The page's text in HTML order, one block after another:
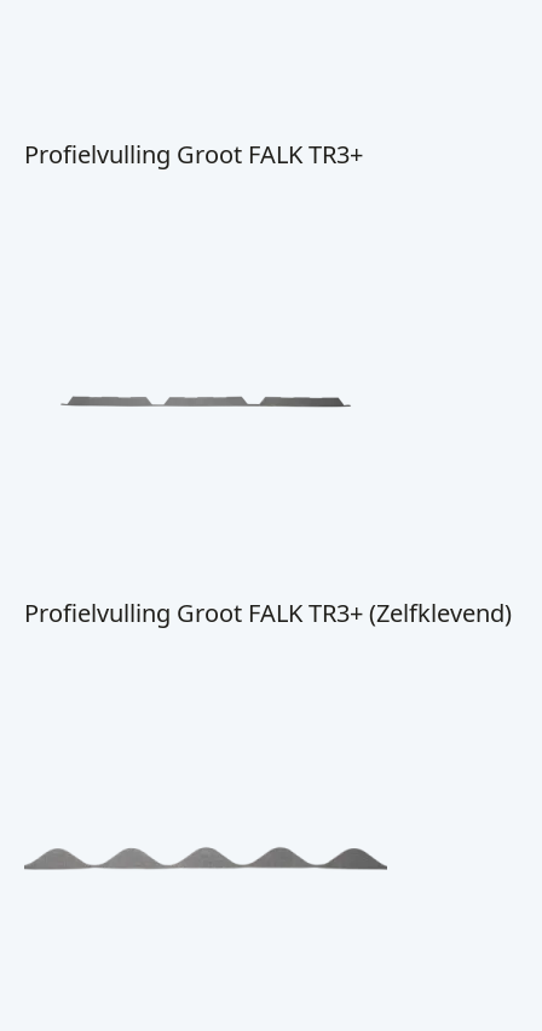
Profielvulling Groot FALK TR3+
Profielvulling Groot FALK TR3+ (Zelfklevend)